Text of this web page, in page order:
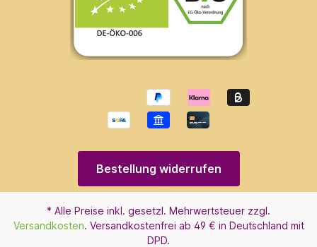
Bestellung widerrufen
* Alle Preise inkl. gesetzl. Mehrwertsteuer zzgl.
Versandkosten. Versandkostenfrei ab 49 € in Deutschland mit
DPD.